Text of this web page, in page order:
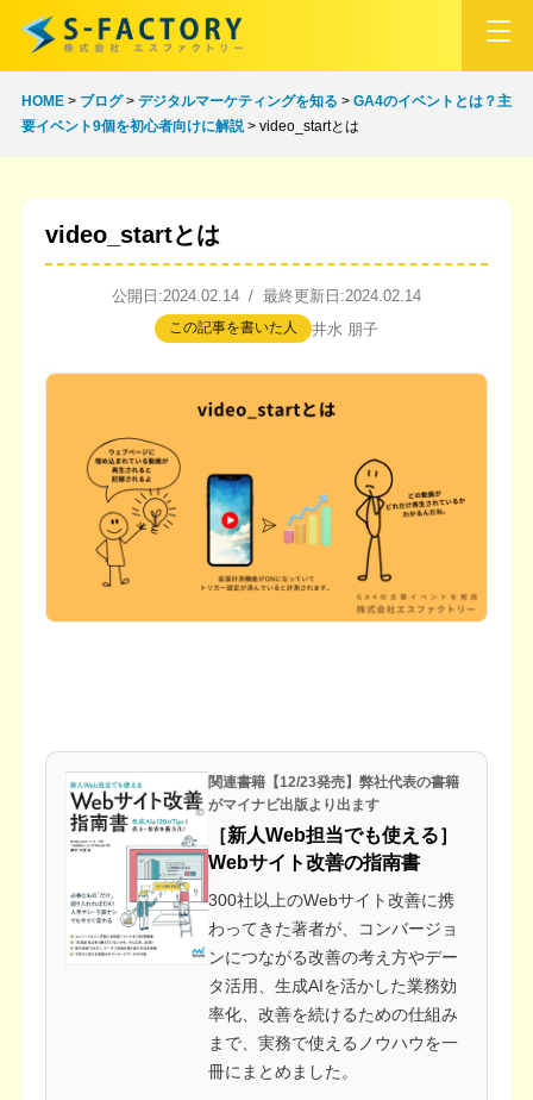
HOME> ブログ> デジタルマーケティングを知る > GA4のイベントとは？主
要イベント9個を初心者向けに解説> video_startとは
video_startとは
公開日:2024.02.14 / 最終更新日:2024.02.14
この記事を書いた人 井水 朋子
関連書籍【12/23発売】弊社代表の書籍
がマイナビ出版より出ます
［新人Web担当でも使える］
Webサイト改善の指南書
300社以上のWebサイト改善に携
わってきた著者が、コンバージョ
ンにつながる改善の考え方やデー
タ活用、生成AIを活かした業務効
率化、改善を続けるための仕組み
まで、実務で使えるノウハウを一
冊にまとめました。